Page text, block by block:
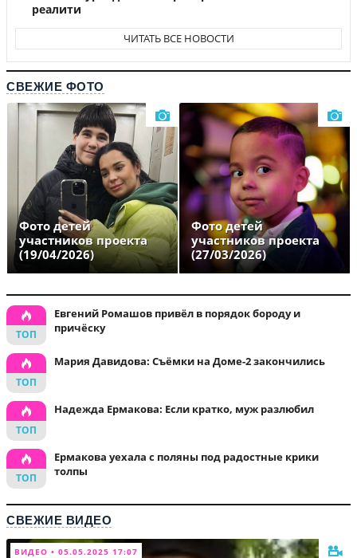
реалити
ЧИТАТЬ ВСЕ НОВОСТИ
СВЕЖИЕ ФОТО
Фото детей
участников проекта
(19/04/2026)
Фото детей
участников проекта
(27/03/2026)
Евгений Ромашов привёл в порядок бороду и
причёску
Мария Давидова: Съёмки на Доме-2 закончились
Надежда Ермакова: Если кратко, муж разлюбил
Ермакова уехала с поляны под радостные крики
толпы
СВЕЖИЕ ВИДЕО
ВИДЕО • 05.05.2025 17:07